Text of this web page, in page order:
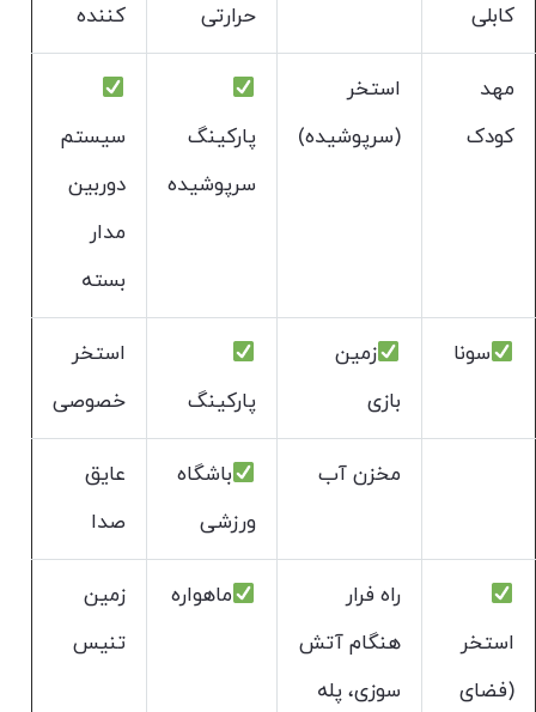
کابلی
حرارتی
کننده
مهد
کودک
استخر
(سرپوشیده)
پارکینگ
سرپوشیده
سیستم
دوربین
مدار
بسته
سونا
زمین
بازی
پارکینگ
استخر
خصوصی
مخزن آب
باشگاه
ورزشی
عایق
صدا
استخر
(فضای
راه فرار
هنگام آتش
سوزی، پله
ماهواره
زمین
تنیس